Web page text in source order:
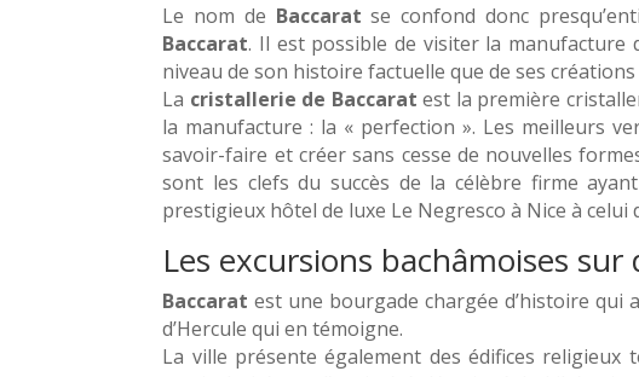
Le nom de Baccarat se confond donc
Baccarat. Il est possible de visiter la manufacture
niveau de son histoire factuelle que de ses
La cristallerie de Baccarat est la première
la manufacture : la « perfection ». Les meilleurs
savoir-faire et créer sans cesse de nouvelles
sont les clefs du succès de la célèbre firme
prestigieux hôtel de luxe Le Negresco à Nice à celui
Les excursions bachâmoises sur
Baccarat est une bourgade chargée d’histoire qui
d’Hercule qui en témoigne.
La ville présente également des édifices religieux